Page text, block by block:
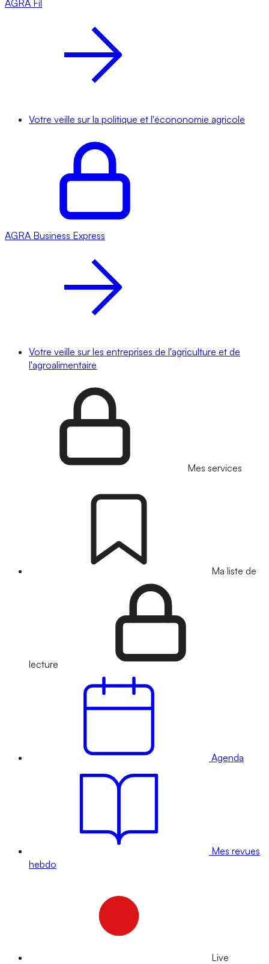
AGRA Fil
Votre veille sur la politique et l'écononomie agricole
AGRA Business Express
Votre veille sur les entreprises de l'agriculture et de
l'agroalimentaire
Mes services
Ma liste de
lecture
Agenda
Mes revues
hebdo
Live